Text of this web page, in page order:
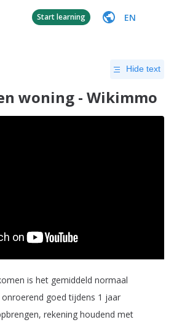
Start learning EN
Hide text
woning - Wikimmo
is het gemiddeld normaal
onroerend goed tijdens 1 jaar
, rekening houdend met